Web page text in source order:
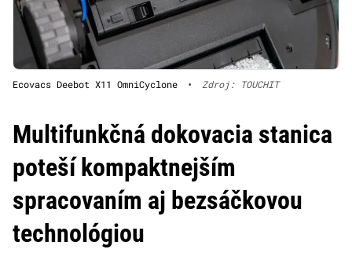
Ecovacs Deebot X11 OmniCyclone • Zdroj: TOUCHIT
Multifunkčná dokovacia stanica
poteší kompaktnejším
spracovaním aj bezsáčkovou
technológiou